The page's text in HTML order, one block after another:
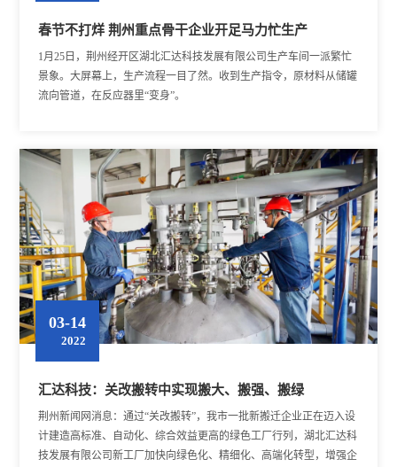
春节不打烊 荆州重点骨干企业开足马力忙生产
1月25日，荆州经开区湖北汇达科技发展有限公司生产车间一派繁忙
景象。大屏幕上，生产流程一目了然。收到生产指令，原材料从储罐
流向管道，在反应器里“变身”。
03-14
2022
汇达科技：关改搬转中实现搬大、搬强、搬绿
荆州新闻网消息：通过“关改搬转”，我市一批新搬迁企业正在迈入设
计建造高标准、自动化、综合效益更高的绿色工厂行列，湖北汇达科
技发展有限公司新工厂加快向绿色化、精细化、高端化转型，增强企